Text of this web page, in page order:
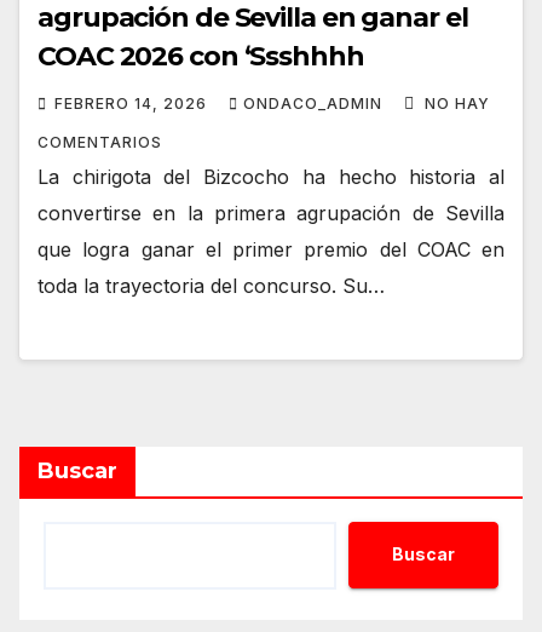
agrupación de Sevilla en ganar el
COAC 2026 con ‘Ssshhhh
FEBRERO 14, 2026 ONDACO_ADMIN NO HAY
COMENTARIOS
La chirigota del Bizcocho ha hecho historia al
convertirse en la primera agrupación de Sevilla
que logra ganar el primer premio del COAC en
toda la trayectoria del concurso. Su…
Buscar
Buscar